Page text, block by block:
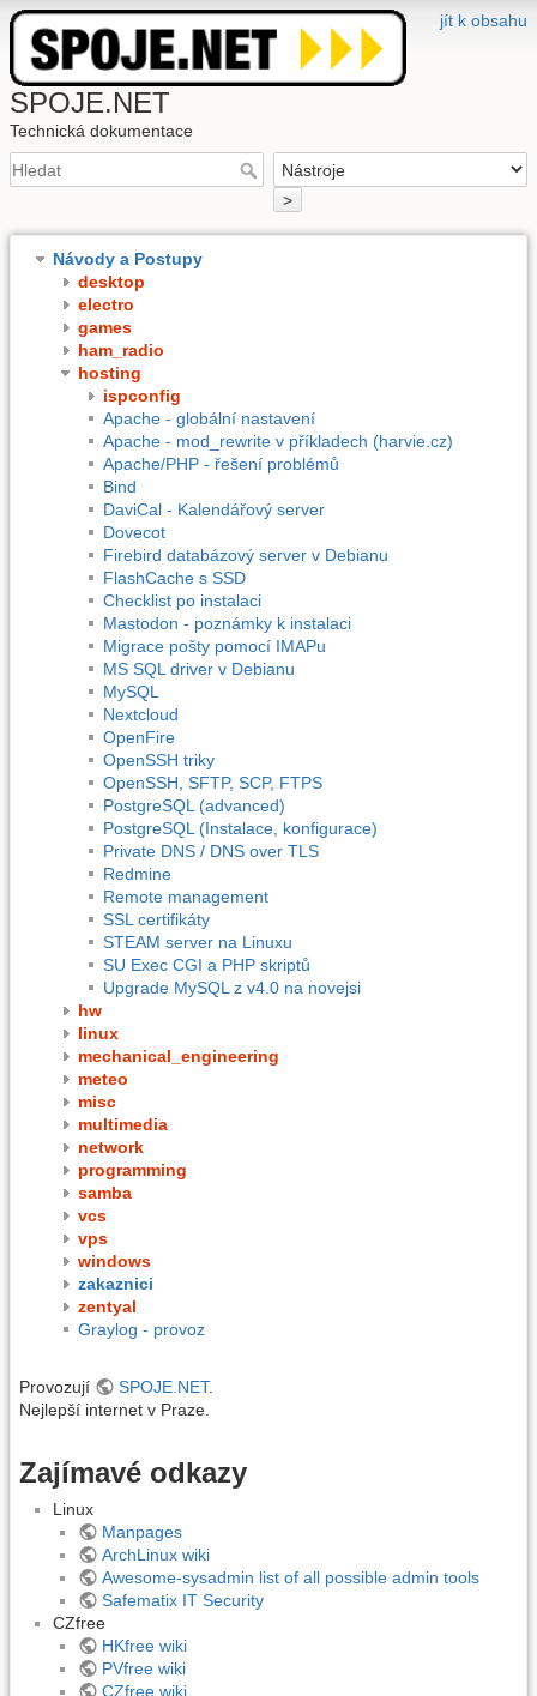
jít k obsahu
SPOJE.NET
Technická dokumentace
>
Návody a Postupy
desktop
electro
games
ham_radio
hosting
ispconfig
Apache - globální nastavení
Apache - mod_rewrite v příkladech (harvie.cz)
Apache/PHP - řešení problémů
Bind
DaviCal - Kalendářový server
Dovecot
Firebird databázový server v Debianu
FlashCache s SSD
Checklist po instalaci
Mastodon - poznámky k instalaci
Migrace pošty pomocí IMAPu
MS SQL driver v Debianu
MySQL
Nextcloud
OpenFire
OpenSSH triky
OpenSSH, SFTP, SCP, FTPS
PostgreSQL (advanced)
PostgreSQL (Instalace, konfigurace)
Private DNS / DNS over TLS
Redmine
Remote management
SSL certifikáty
STEAM server na Linuxu
SU Exec CGI a PHP skriptů
Upgrade MySQL z v4.0 na novejsi
hw
linux
mechanical_engineering
meteo
misc
multimedia
network
programming
samba
vcs
vps
windows
zakaznici
zentyal
Graylog - provoz
Provozují SPOJE.NET.
Nejlepší internet v Praze.
Zajímavé odkazy
Linux
Manpages
ArchLinux wiki
Awesome-sysadmin list of all possible admin tools
Safematix IT Security
CZfree
HKfree wiki
PVfree wiki
CZfree wiki